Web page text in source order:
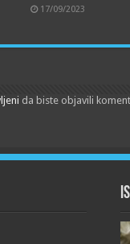
17/09/2023
da biste objavili